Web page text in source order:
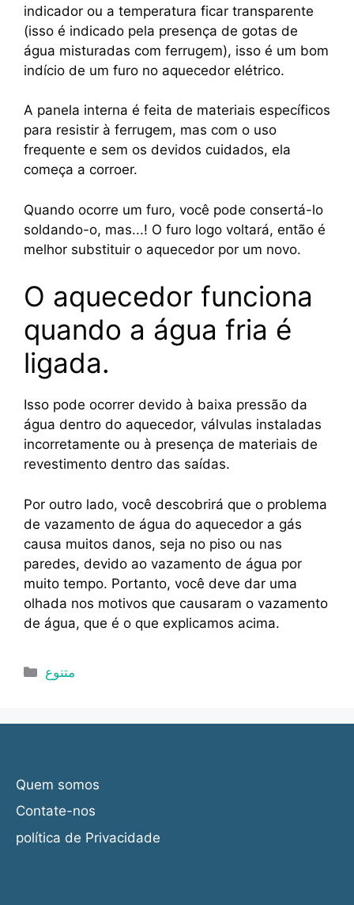
indicador ou a temperatura ficar transparente
(isso é indicado pela presença de gotas de
água misturadas com ferrugem), isso é um bom
indício de um furo no aquecedor elétrico.
A panela interna é feita de materiais específicos
para resistir à ferrugem, mas com o uso
frequente e sem os devidos cuidados, ela
começa a corroer.
Quando ocorre um furo, você pode consertá-lo
soldando-o, mas...! O furo logo voltará, então é
melhor substituir o aquecedor por um novo.
O aquecedor funciona
quando a água fria é
ligada.
Isso pode ocorrer devido à baixa pressão da
água dentro do aquecedor, válvulas instaladas
incorretamente ou à presença de materiais de
revestimento dentro das saídas.
Por outro lado, você descobrirá que o problema
de vazamento de água do aquecedor a gás
causa muitos danos, seja no piso ou nas
paredes, devido ao vazamento de água por
muito tempo. Portanto, você deve dar uma
olhada nos motivos que causaram o vazamento
de água, que é o que explicamos acima.
Categorias
متنوع
Quem somos
Contate-nos
política de Privacidade